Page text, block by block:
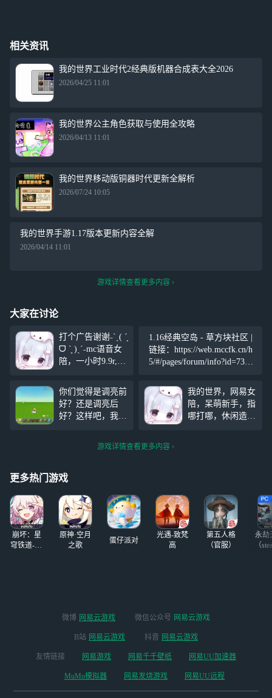
相关资讯
我的世界工业时代2经典版机器合成表大全2026
2026/04/25 11:01
我的世界公主角色获取与使用全攻略
2026/04/13 11:01
我的世界移动版铜器时代更新全解析
2026/07/24 10:05
我的世界手游1.17版本更新内容全解
2026/04/14 11:01
游戏详情查看更多内容
大家在讨论
打个广告谢谢˗ˋˏ( ´͈
ᗜ `͈ )ˎˊ˗mc语音女
陪，一小时9.9r,感
搜年年年年糕(៸
៸᳐⦁⩊⦁៸៸᳐ )੭
1.16经典空岛 - 草方块社区 |
链接：https://web.mccfk.cn/h
5/#/pages/forum/info?id=736&
你们觉得是调亮前
好？还是调亮后
好？这样吧，我给
调亮前好,B.调亮
后好，这不是p
且迷你世界是更新
手机亮度，而是更
新后的，你们也可
以去试试。
我的世界，网易女
陪，呆萌新手，指
哪打哪，休闲造
元 ·可存单·可预约
·多点多优惠喵·
（活跃时
游戏详情查看更多内容
更多热门游戏
崩坏：星
穹铁道-4.4
原神·空月
之歌
蛋仔派对
光遇-致梵
高
第五人格
（官服）
永劫
（
微博 网易云游戏 微信公众号 网易云游戏
B站 网易云游戏 抖音 网易云游戏
友情链接 网易游戏 网易千千壁纸 网易UU加速器
MuMu模拟器 网易发烧游戏 网易UU远程